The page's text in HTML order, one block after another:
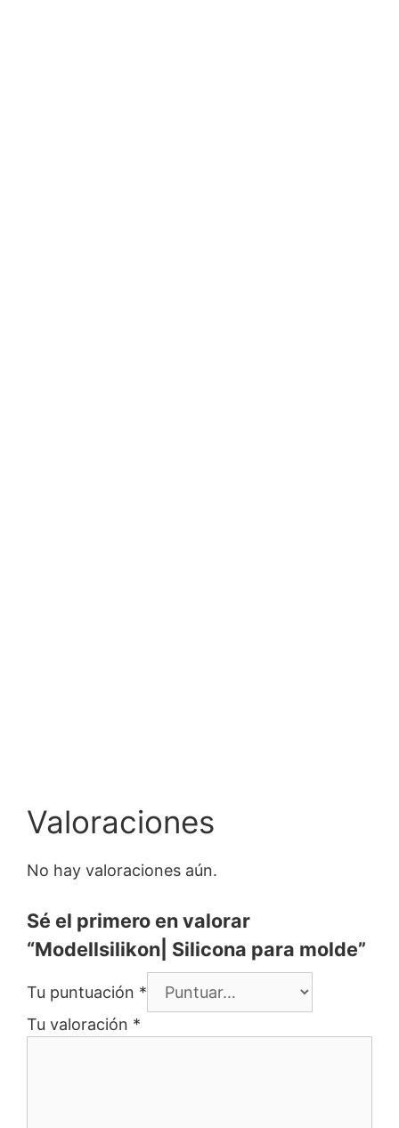
Valoraciones
No hay valoraciones aún.
Sé el primero en valorar
“Modellsilikon| Silicona para molde”
Tu puntuación *
Tu valoración *